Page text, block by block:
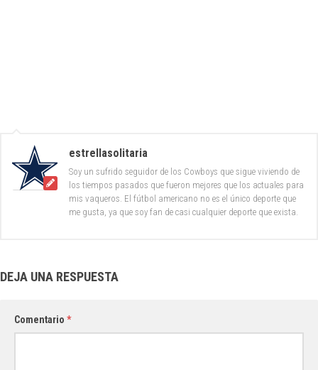
estrellasolitaria
Soy un sufrido seguidor de los Cowboys que sigue viviendo de
los tiempos pasados que fueron mejores que los actuales para
mis vaqueros. El fútbol americano no es el único deporte que
me gusta, ya que soy fan de casi cualquier deporte que exista.
DEJA UNA RESPUESTA
Comentario *